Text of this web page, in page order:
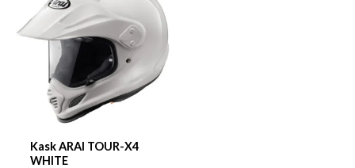
Kask ARAI TOUR-X4
WHITE